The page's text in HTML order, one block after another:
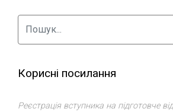
Корисні посилання
Реєстрація вступника на підготовче